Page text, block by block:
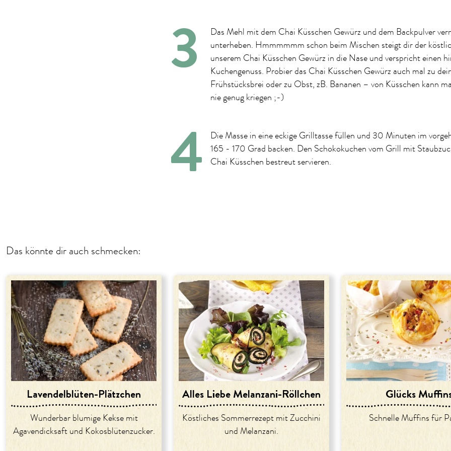
Das Mehl mit dem Chai Küsschen Gewürz und dem Backpulver
unterheben. Hmmmmmm schon beim Mischen steigt dir der
unserem Chai Küsschen Gewürz in die Nase und verspricht einen
Kuchengenuss. Probier das Chai Küsschen Gewürz auch mal zu
Frühstücksbrei oder zu Obst, zB. Bananen – von Küsschen kann
nie genug kriegen ;-)
Die Masse in eine eckige Grilltasse füllen und 30 Minuten im
165 - 170 Grad backen. Den Schokokuchen vom Grill mit
Chai Küsschen bestreut servieren.
Das könnte dir auch schmecken:
Lavendelblüten-Plätzchen
Wunderbar blumige Kekse mit
Agavendicksaft und Kokosblütenzucker.
Alles Liebe Melanzani-Röllchen
Köstliches Sommerrezept mit Zucchini
und Melanzani.
Glücks
Schnelle Muffins für